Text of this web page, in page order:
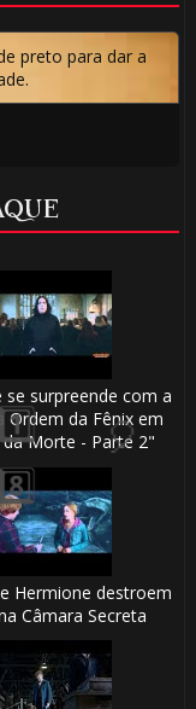
preto para dar a
se surpreende com a
Ordem da Fênix em
da Morte - Parte 2"
Hermione destroem
Câmara Secreta